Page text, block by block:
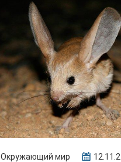
Окружающий мир